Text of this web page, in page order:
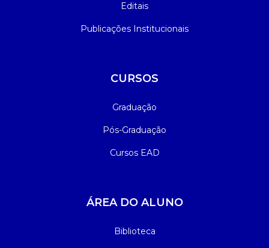
Editais
Publicações Institucionais
CURSOS
Graduação
Pós-Graduação
Cursos EAD
ÁREA DO ALUNO
Biblioteca